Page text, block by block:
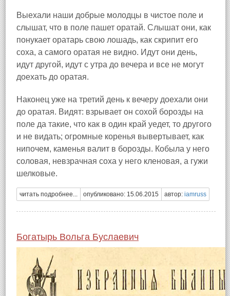
Выехали наши добрые молодцы в чистое поле и
слышат, что в поле пашет оратай. Слышат они, как
понукает оратарь свою лошадь, как скрипит его
соха, а самого оратая не видно. Идут они день,
идут другой, идут с утра до вечера и все не могут
доехать до оратая.
Наконец уже на третий день к вечеру доехали они
до оратая. Видят: взрывает он сохой борозды на
поле да такие, что как в один край уедет, то другого
и не видать; огромные коренья вывертывает, как
нипочем, каменья валит в борозды. Кобыла у него
соловая, невзрачная соха у него кленовая, а гужи
шелковые.
читать подробнее... опубликовано: 15.06.2015 автор: iamruss
Богатырь Вольга Буслаевич